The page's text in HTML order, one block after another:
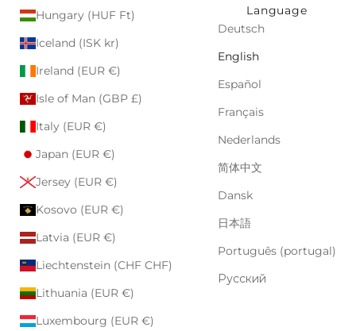
Hungary (HUF Ft)
Iceland (ISK kr)
Ireland (EUR €)
Isle of Man (GBP £)
Italy (EUR €)
Japan (EUR €)
Jersey (EUR €)
Kosovo (EUR €)
Latvia (EUR €)
Liechtenstein (CHF CHF)
Lithuania (EUR €)
Luxembourg (EUR €)
Language
Deutsch
English
Español
Français
Nederlands
简体中文
Dansk
日本語
Português (portugal)
Русский